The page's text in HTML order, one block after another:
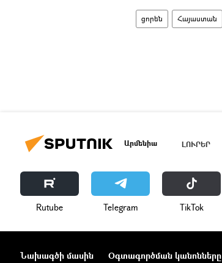
ցորեն Հայաստան
Արմենիա ԼՈՒՐԵՐ
Rutube Telegram ТikТоk
Նախագծի մասին Օգտագործման կանոնները